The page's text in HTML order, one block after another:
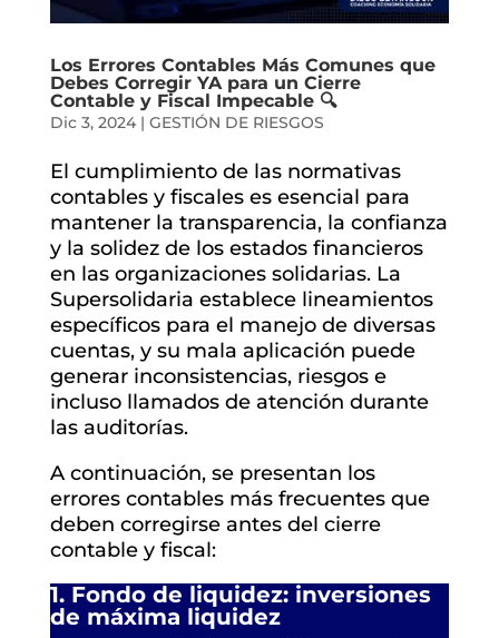
Los Errores Contables Más Comunes que
Debes Corregir YA para un Cierre
Contable y Fiscal Impecable 🔍
Dic 3, 2024| GESTIÓN DE RIESGOS
El cumplimiento de las normativas
contables y fiscales es esencial para
mantener la transparencia, la confianza
y la solidez de los estados financieros
en las organizaciones solidarias. La
Supersolidaria establece lineamientos
específicos para el manejo de diversas
cuentas, y su mala aplicación puede
generar inconsistencias, riesgos e
incluso llamados de atención durante
las auditorías.
A continuación, se presentan los
errores contables más frecuentes que
deben corregirse antes del cierre
contable y fiscal:
1. Fondo de liquidez: inversiones
de máxima liquidez